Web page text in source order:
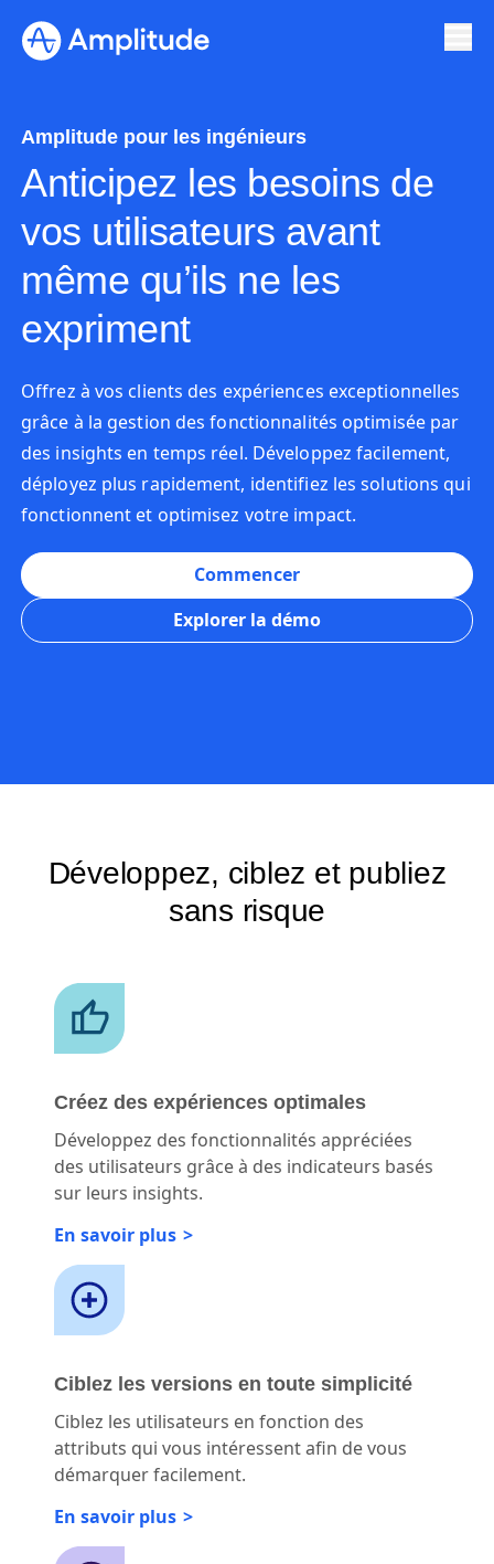
Amplitude pour les ingénieurs
Anticipez les besoins de
vos utilisateurs avant
même qu’ils ne les
expriment
Offrez à vos clients des expériences exceptionnelles
grâce à la gestion des fonctionnalités optimisée par
des insights en temps réel. Développez facilement,
déployez plus rapidement, identifiez les solutions qui
fonctionnent et optimisez votre impact.
Commencer
Explorer la démo
Développez, ciblez et publiez
sans risque
Créez des expériences optimales
Développez des fonctionnalités appréciées
des utilisateurs grâce à des indicateurs basés
sur leurs insights.
En savoir plus
Ciblez les versions en toute simplicité
Ciblez les utilisateurs en fonction des
attributs qui vous intéressent afin de vous
démarquer facilement.
En savoir plus